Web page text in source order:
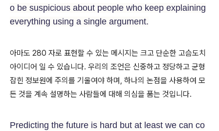
o be suspicious about people who keep explaining
everything using a single argument.
아마도 280 자로 표현할 수 있는 메시지는 크고 단순한 고슴도치
아이디어 일 수 있습니다. 우리의 조언은 신중하고 정당하고 균형
잡힌 정보원에 주의를 기울여야 하며, 하나의 논점을 사용하여 모
든 것을 계속 설명하는 사람들에 대해 의심을 품는 것입니다.
Predicting the future is hard but at least we can co